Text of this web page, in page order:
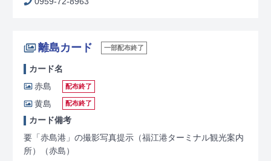
離島カード 一部配布終了
カード名
赤島
配布終了
黄島 配布終了
カード備考
要「赤島港」の撮影写真提示（福江港ターミナル観光案内
所）
（赤島）